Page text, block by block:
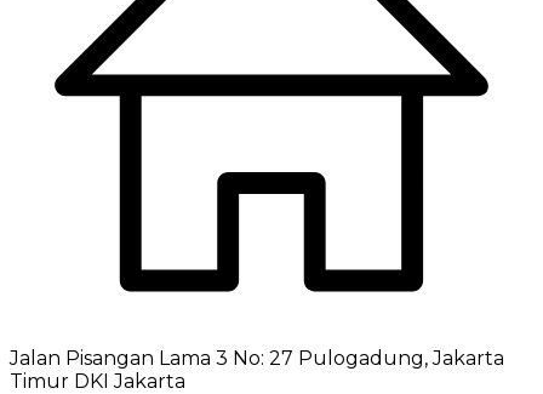
Jalan Pisangan Lama 3 No: 27 Pulogadung, Jakarta
Timur DKI Jakarta